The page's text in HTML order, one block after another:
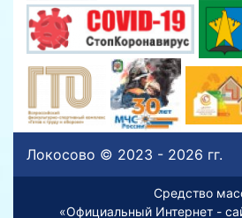
Локосово © 2023 - 2026 гг.
Средство
«Официальный Интернет -